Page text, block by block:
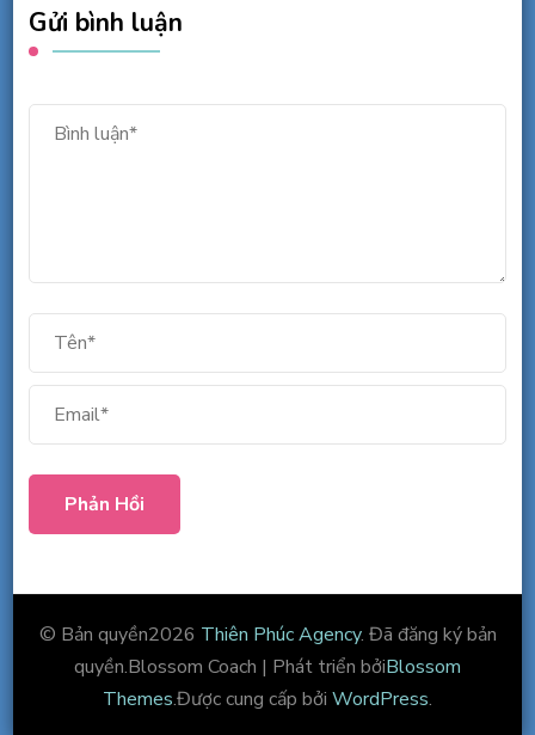
Gửi bình luận
© Bản quyền2026 Thiên Phúc Agency. Đã đăng ký bản
quyền.Blossom Coach | Phát triển bởiBlossom
Themes.Được cung cấp bởi WordPress.